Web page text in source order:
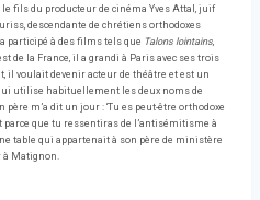
fils du producteur de cinéma Yves Attal, juif
descendante de chrétiens orthodoxes
a participé à des films tels que Talons lointains,
de la France, il a grandi à Paris avec ses trois
il voulait devenir acteur de théâtre et est un
utilise habituellement les deux noms de
père m’a dit un jour : ‘Tu es peut-être orthodoxe
que tu ressentiras de l’antisémitisme à
table qui appartenait à son père de ministère
à Matignon.